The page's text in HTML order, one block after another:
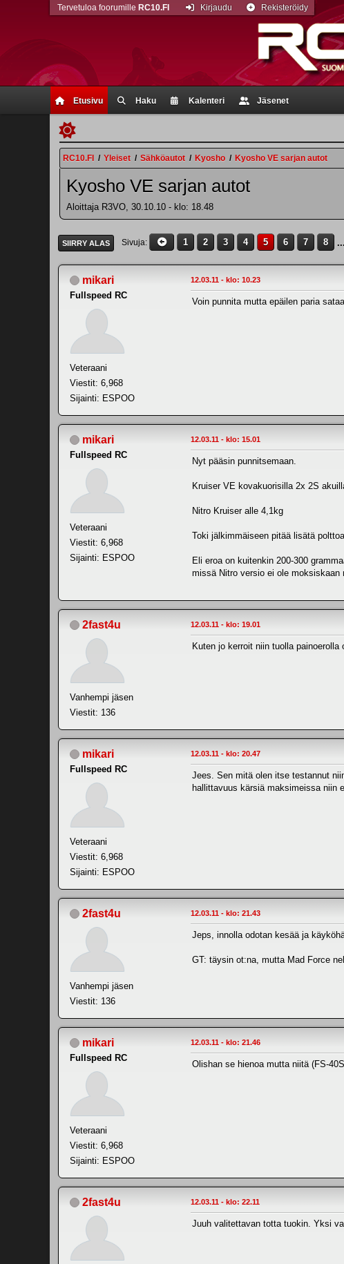
Etusivu Haku Kalenteri Jäsenet
Tervetuloa foorumille RC10.FI Kirjaudu Rekisteröidy
RC10.FI / Yleiset / Sähköautot / Kyosho / Kyosho VE sarjan autot
Kyosho VE sarjan autot
Aloittaja R3VO, 30.10.10 - klo: 18.48
SIIRRY ALAS Sivuja 1 2 3 4 5 6 7 8 ...
mikari
Fullspeed RC
Veteraani
Viestit: 6,968
Sijainti: ESPOO
12.03.11 - klo: 10.23
Voin punnita mutta epäilen paria
mikari
Fullspeed RC
Veteraani
Viestit: 6,968
Sijainti: ESPOO
12.03.11 - klo: 15.01
Nyt pääsin punnitsemaan.
Kruiser VE kovakuorisilla 2x 2S
Nitro Kruiser alle 4,1kg
Toki jälkimmäiseen pitää lisätä
Eli eroa on kuitenkin 200-300
missä Nitro versio ei ole moksiskaan
2fast4u
Vanhempi jäsen
Viestit: 136
12.03.11 - klo: 19.01
Kuten jo kerroit niin tuolla
mikari
Fullspeed RC
Veteraani
Viestit: 6,968
Sijainti: ESPOO
12.03.11 - klo: 20.47
Jees. Sen mitä olen itse testannut
hallittavuus kärsiä maksimeissa niin
2fast4u
Vanhempi jäsen
Viestit: 136
12.03.11 - klo: 21.43
Jeps, innolla odotan kesää ja
GT: täysin ot:na, mutta Mad Force
mikari
Fullspeed RC
Veteraani
Viestit: 6,968
Sijainti: ESPOO
12.03.11 - klo: 21.46
Olishan se hienoa mutta niitä (FS-
2fast4u 12.03.11 - klo: 22.11
Juuh valitettavan totta tuokin. Yksi